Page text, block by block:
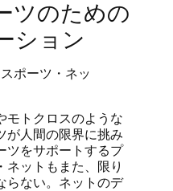
ツのための
ション
モトクロスのような
が人間の限界に挑み
ツをサポートするプ
ネットもまた、限り
らない。ネットのデ